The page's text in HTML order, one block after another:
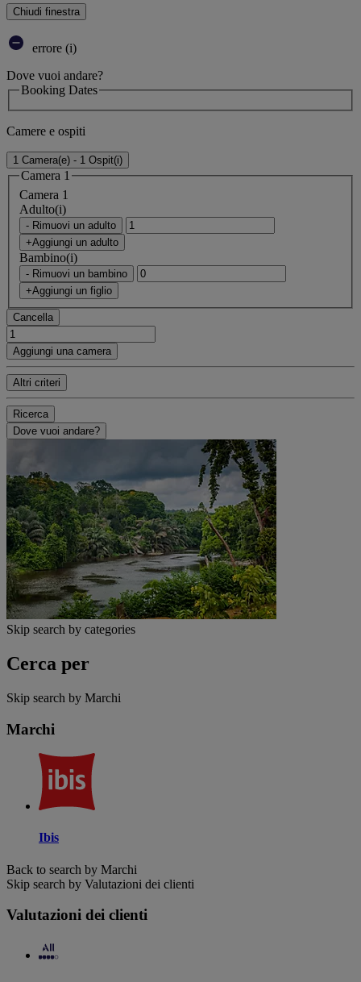
Chiudi finestra
errore (i)
Dove vuoi andare?
Booking Dates
Camere e ospiti
1 Camera(e) - 1 Ospit(i)
Camera 1
Camera 1
Adulto(i)
- Rimuovi un adulto
+Aggiungi un adulto
Bambino(i)
- Rimuovi un bambino
+Aggiungi un figlio
Cancella
Aggiungi una camera
Altri criteri
Ricerca
Dove vuoi andare?
Skip search by categories
Cerca per
Skip search by Marchi
Marchi
Ibis
Back to search by Marchi
Skip search by Valutazioni dei clienti
Valutazioni dei clienti